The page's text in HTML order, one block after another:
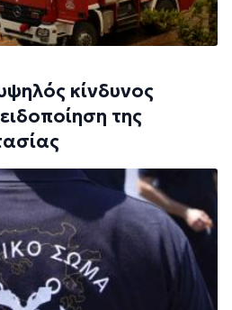
κίνδυνος
της